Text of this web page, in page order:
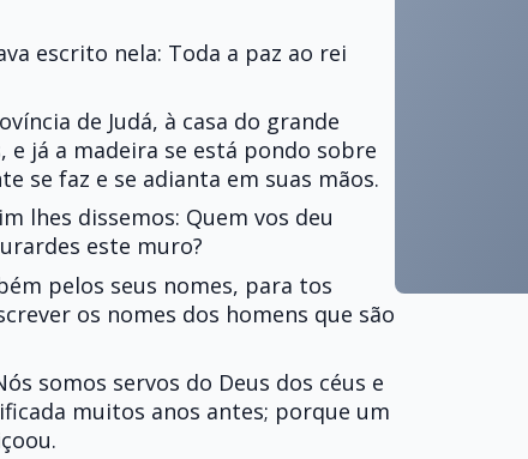
escrito nela: Toda a paz ao rei
de Judá, à casa do grande
e já a madeira se está pondo sobre
se faz e se adianta em suas mãos.
lhes dissemos: Quem vos deu
este muro?
pelos seus nomes, para tos
os nomes dos homens que são
somos servos do Deus dos céus e
muitos anos antes; porque um